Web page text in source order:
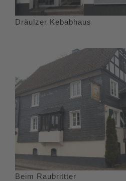
Dräulzer Kebabhaus
Beim Raubrittter